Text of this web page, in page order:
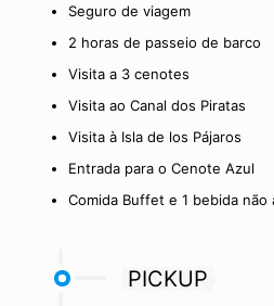
Seguro de viagem
2 horas de passeio de barco
Visita a 3 cenotes
Visita ao Canal dos Piratas
Visita à Isla de los Pájaros
Entrada para o Cenote Azul
Comida Buffet e 1 bebida não
PICKUP